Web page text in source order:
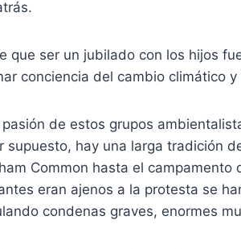
de estos grupos
supuesto, hay una larga tradición
Common hasta el campamento
eran ajenos a la protesta se
condenas graves, enormes